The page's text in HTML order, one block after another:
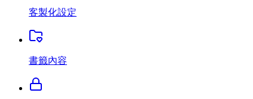
客製化設定
書籤內容